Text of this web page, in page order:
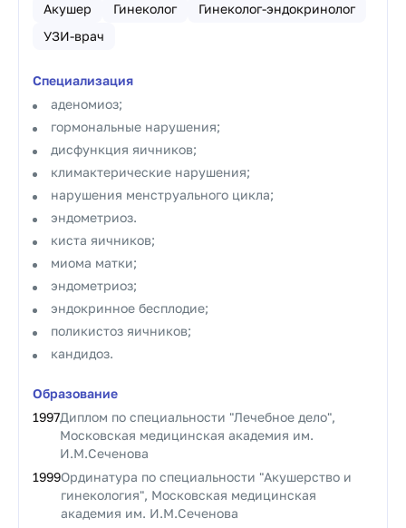
Акушер Гинеколог
Гинеколог-эндокринолог
УЗИ-врач
Специализация
аденомиоз;
гормональные нарушения;
дисфункция яичников;
климактерические нарушения;
нарушения менструального цикла;
эндометриоз.
киста яичников;
миома матки;
эндометриоз;
эндокринное бесплодие;
поликистоз яичников;
кандидоз.
Образование
1997Диплом по специальности "Лечебное дело",
Московская медицинская академия им.
И.М.Сеченова
1999Ординатура по специальности "Акушерство и
гинекология", Московская медицинская
академия им. И.М.Сеченова